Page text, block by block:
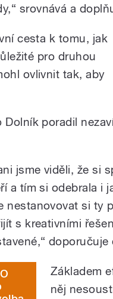
srovnává a
cesta k tomu, jak
pro druhou
ovlivnit tak, aby
poradil
jsme viděli, že si
a tím si odebrala i
nestanovovat si ty
s kreativními
doporučuje
Základem
něj